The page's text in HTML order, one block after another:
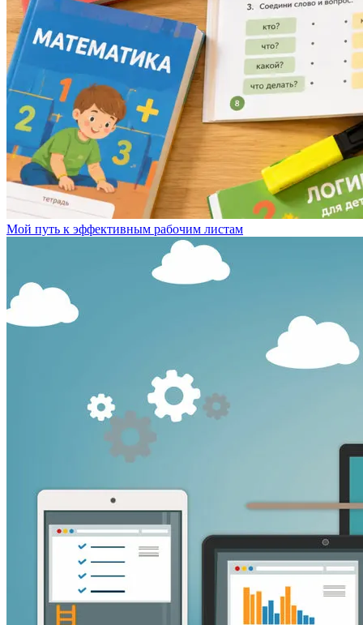
Мой путь к эффективным рабочим листам